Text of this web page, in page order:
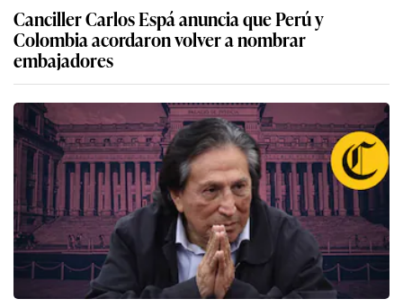
Canciller Carlos Espá anuncia que Perú y
Colombia acordaron volver a nombrar
embajadores